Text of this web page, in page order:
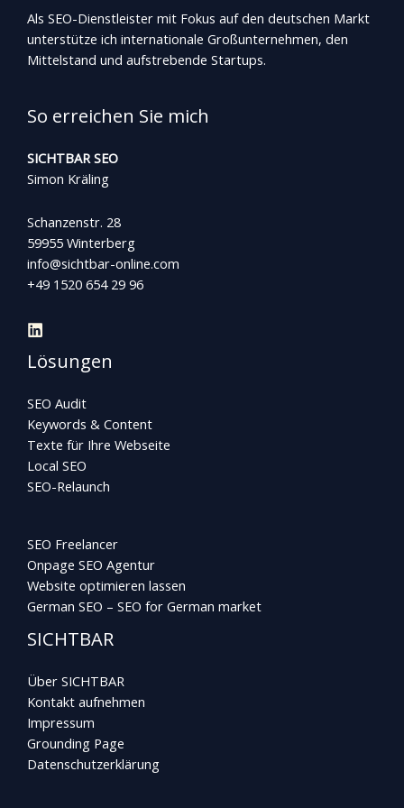
Als SEO-Dienstleister mit Fokus auf den deutschen Markt
unterstütze ich internationale Großunternehmen, den
Mittelstand und aufstrebende Startups.
So erreichen Sie mich
SICHTBAR SEO
Simon Kräling
Schanzenstr. 28
59955 Winterberg
info@sichtbar-online.com
+49 1520 654 29 96
Lösungen
SEO Audit
Keywords & Content
Texte für Ihre Webseite
Local SEO
SEO-Relaunch
SEO Freelancer
Onpage SEO Agentur
Website optimieren lassen
German SEO – SEO for German market
SICHTBAR
Über SICHTBAR
Kontakt aufnehmen
Impressum
Grounding Page
Datenschutzerklärung